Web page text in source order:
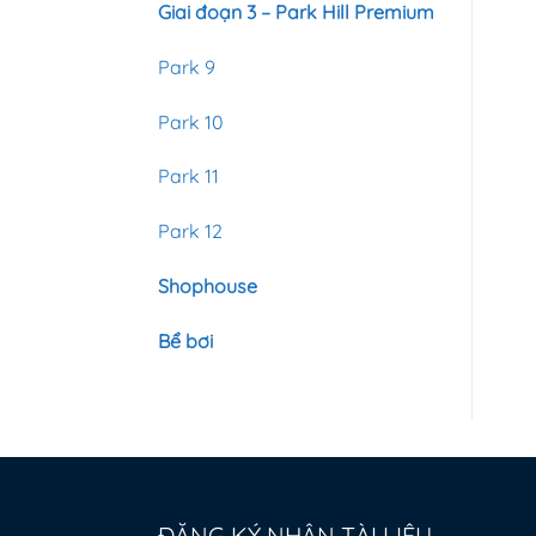
Giai đoạn 3 – Park Hill Premium
Park 9
Park 10
Park 11
Park 12
Shophouse
Bể bơi